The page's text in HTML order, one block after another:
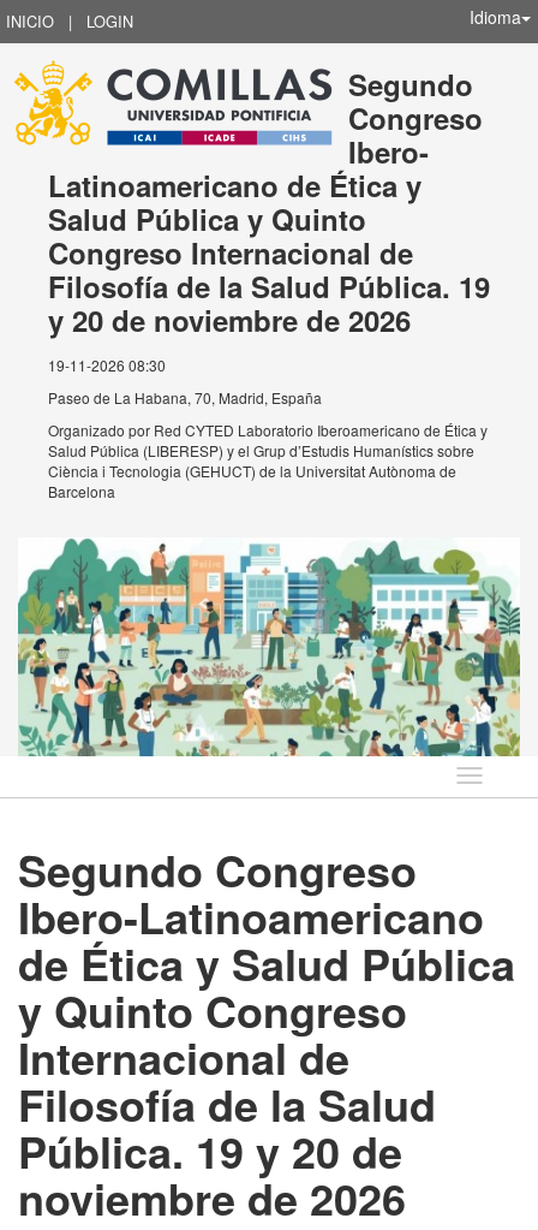
INICIO | LOGIN Idioma
Segundo
Congreso
Ibero-
Latinoamericano de Ética y
Salud Pública y Quinto
Congreso Internacional de
Filosofía de la Salud Pública. 19
y 20 de noviembre de 2026
19-11-2026 08:30
Paseo de La Habana, 70, Madrid, España
Organizado por Red CYTED Laboratorio Iberoamericano de Ética y
Salud Pública (LIBERESP) y el Grup d’Estudis Humanístics sobre
Ciència i Tecnologia (GEHUCT) de la Universitat Autònoma de
Barcelona
Idioma
Segundo Congreso
Ibero-Latinoamericano
de Ética y Salud Pública
y Quinto Congreso
Internacional de
Filosofía de la Salud
Pública. 19 y 20 de
noviembre de 2026